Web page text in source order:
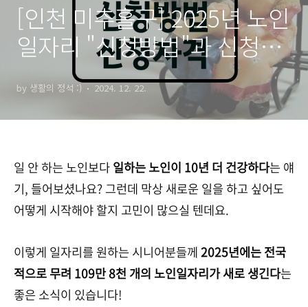
[인천 미추홀구] 2025년 노인
일자리 "신청방법"과 신청자
격 | 미추홀구 시니어클럽 찾
기!
by 생활의 정석 :) 2024. 12. 22.
일 안 하는 노인보다일하는 노인이 10년 더 건강하다는 얘
기, 들어보셨나요? 그런데 막상 새로운 일을 하고 싶어도
어떻게 시작해야 할지 고민이 많으실 텐데요.
이렇게 일자리를 원하는 시니어분들께2025년에는 전국
적으로 무려 109만 8천 개의 노인일자리가 새로 생긴다는
좋은 소식이 있습니다!